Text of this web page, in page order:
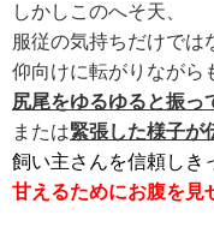
しかしこのへそ天、
服従の気持ちだけでは
仰向けに転がりながら
尻尾をゆるゆると振っ
または緊張した様子が
飼い主さんを信頼しき
甘えるためにお腹を見